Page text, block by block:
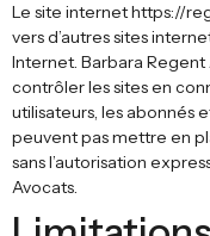
Le site internet https://
vers d’autres sites
Internet. Barbara Regent
contrôler les sites en
utilisateurs, les abonnés
peuvent pas mettre en
sans l’autorisation
Avocats.